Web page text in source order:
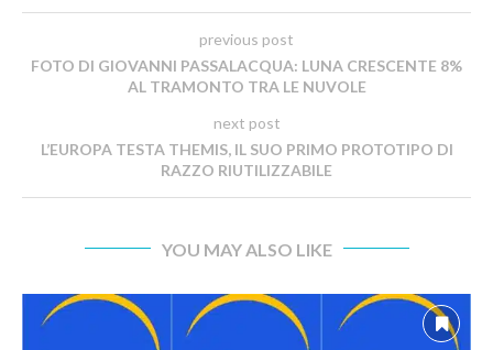
previous post
FOTO DI GIOVANNI PASSALACQUA: LUNA CRESCENTE 8%
AL TRAMONTO TRA LE NUVOLE
next post
L’EUROPA TESTA THEMIS, IL SUO PRIMO PROTOTIPO DI
RAZZO RIUTILIZZABILE
YOU MAY ALSO LIKE